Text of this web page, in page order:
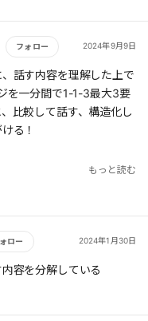
フォロー 2024年9月9日
話す内容を理解した上で
を一分間で1-1-3最大3要
比較して話す、構造化し
る！
「導入→主張→解説→結
当然聞き手は理解できな
った話を聞かされるのは
ジする言葉の認識がずれ
もっと読む
ロー 2024年1月30日
容を分解している